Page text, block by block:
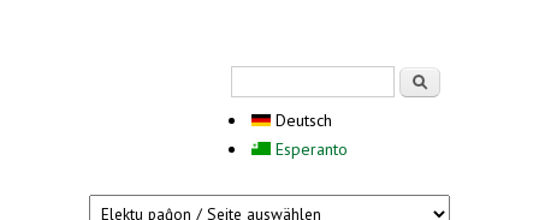
Deutsch
Esperanto